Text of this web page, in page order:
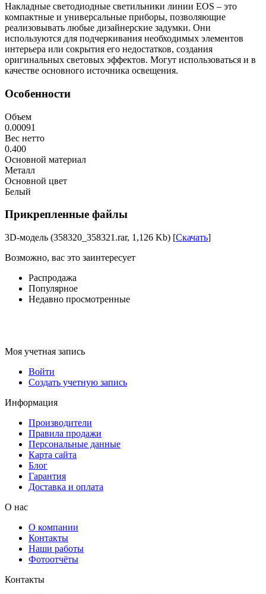
Накладные светодиодные светильники линии EOS – это
компактные и универсальные приборы, позволяющие
реализовывать любые дизайнерские задумки. Они
используются для подчеркивания необходимых элементов
интерьера или сокрытия его недостатков, создания
оригинальных световых эффектов. Могут использоваться и в
качестве основного источника освещения.
Особенности
Объем
0.00091
Вес нетто
0.400
Основной материал
Металл
Основной цвет
Белый
Прикрепленные файлы
3D-модель (358320_358321.rar, 1,126 Kb) [Скачать]
Возможно, вас это заинтересует
Распродажа
Популярное
Недавно просмотренные
Моя учетная запись
Войти
Создать учетную запись
Информация
Производители
Правила продажи
Персональные данные
Карта сайта
Блог
Гарантия
Доставка и оплата
О нас
О компании
Контакты
Наши работы
Фотоотчёты
Контакты